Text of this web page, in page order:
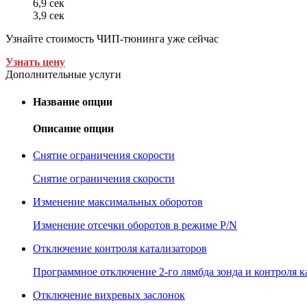
6,9 сек
3,9 сек
Узнайте стоимость ЧИП-тюнинга уже сейчас
Узнать цену
Дополнительные услуги
Название опции
Описание опции
Снятие ограничения скорости
Снятие ограничения скорости
Изменение максимальных оборотов
Изменение отсечки оборотов в режиме P/N
Отключение контроля катализаторов
Программное отключение 2-го лямбда зонда и контроля
Отключение вихревых заслонок